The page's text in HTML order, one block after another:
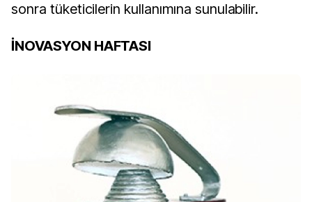
sonra tüketicilerin kullanımına sunulabilir.
İNOVASYON HAFTASI